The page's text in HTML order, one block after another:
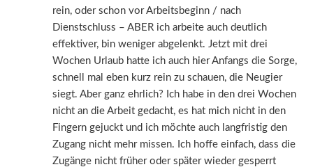
rein, oder schon vor Arbeitsbeginn / nach
Dienstschluss – ABER ich arbeite auch deutlich
effektiver, bin weniger abgelenkt. Jetzt mit drei
Wochen Urlaub hatte ich auch hier Anfangs die Sorge,
schnell mal eben kurz rein zu schauen, die Neugier
siegt. Aber ganz ehrlich? Ich habe in den drei Wochen
nicht an die Arbeit gedacht, es hat mich nicht in den
Fingern gejuckt und ich möchte auch langfristig den
Zugang nicht mehr missen. Ich hoffe einfach, dass die
Zugänge nicht früher oder später wieder gesperrt